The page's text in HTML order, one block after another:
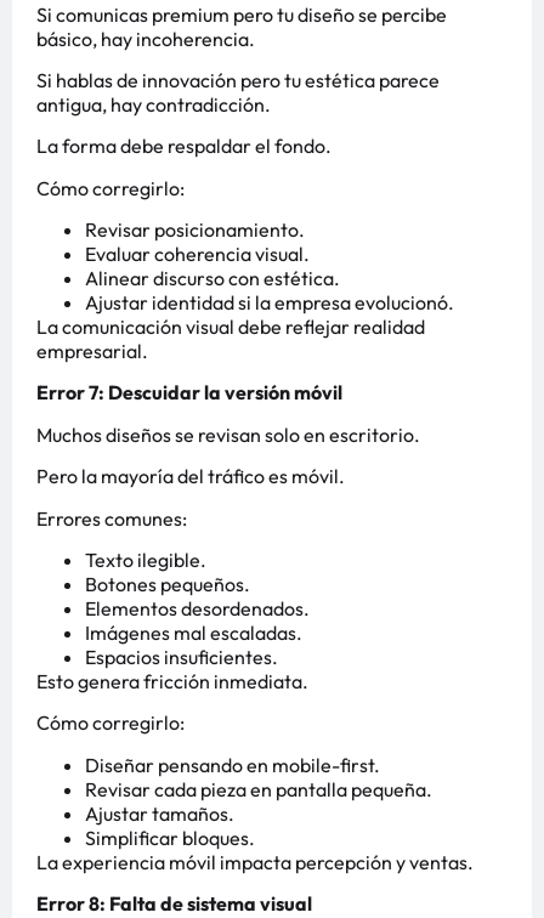
Si comunicas premium pero tu diseño se percibe
básico, hay incoherencia.
Si hablas de innovación pero tu estética parece
antigua, hay contradicción.
La forma debe respaldar el fondo.
Cómo corregirlo:
Revisar posicionamiento.
Evaluar coherencia visual.
Alinear discurso con estética.
Ajustar identidad si la empresa evolucionó.
La comunicación visual debe reflejar realidad
empresarial.
Error 7: Descuidar la versión móvil
Muchos diseños se revisan solo en escritorio.
Pero la mayoría del tráfico es móvil.
Errores comunes:
Texto ilegible.
Botones pequeños.
Elementos desordenados.
Imágenes mal escaladas.
Espacios insuficientes.
Esto genera fricción inmediata.
Cómo corregirlo:
Diseñar pensando en mobile-first.
Revisar cada pieza en pantalla pequeña.
Ajustar tamaños.
Simplificar bloques.
La experiencia móvil impacta percepción y ventas.
Error 8: Falta de sistema visual